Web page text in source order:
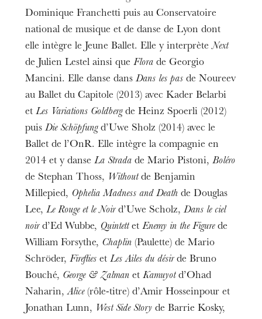
Dominique Franchetti puis au Conservatoire
national de musique et de danse de Lyon dont
elle intègre le Jeune Ballet. Elle y interprèteNext
de Julien Lestel ainsi queFlora de Georgio
Mancini. Elle danse dansDans les pas de Noureev
au Ballet du Capitole (2013) avec Kader Belarbi
etLes Variations Goldbergde Heinz Spoerli (2012)
puisDie Schöpfungd’Uwe Sholz (2014) avec le
Ballet de l’OnR. Elle intègre la compagnie en
2014 et y danseLa Strada de Mario Pistoni,Boléro
de Stephan Thoss, Withoutde Benjamin
Millepied, Ophelia Madness and Death de Douglas
Lee,Le Rouge et le Noird’Uwe Scholz,Dans le ciel
noird’Ed Wubbe, QuintettetEnemy in the Figurede
William Forsythe, Chaplin (Paulette) de Mario
Schröder,Fireflies etLes Ailes du désirde Bruno
Bouché, George & Zalman etKamuyotd’Ohad
Naharin,Alice(rôle-titre) d’Amir Hosseinpour et
Jonathan Lunn, West Side Story de Barrie Kosky,